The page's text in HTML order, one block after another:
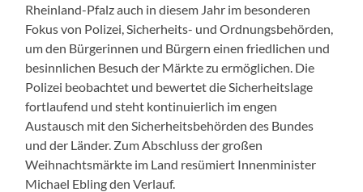
Rheinland-Pfalz auch in diesem Jahr im besonderen
Fokus von Polizei, Sicherheits- und Ordnungsbehörden,
um den Bürgerinnen und Bürgern einen friedlichen und
besinnlichen Besuch der Märkte zu ermöglichen. Die
Polizei beobachtet und bewertet die Sicherheitslage
fortlaufend und steht kontinuierlich im engen
Austausch mit den Sicherheitsbehörden des Bundes
und der Länder. Zum Abschluss der großen
Weihnachtsmärkte im Land resümiert Innenminister
Michael Ebling den Verlauf.